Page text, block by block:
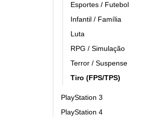
Esportes / Futebol
Infantil / Família
Luta
RPG / Simulação
Terror / Suspense
Tiro (FPS/TPS)
PlayStation 3
PlayStation 4